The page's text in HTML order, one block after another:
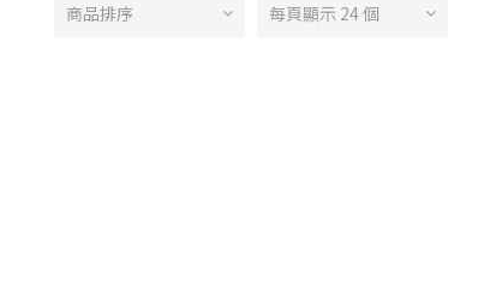
商品排序 每頁顯示 24 個